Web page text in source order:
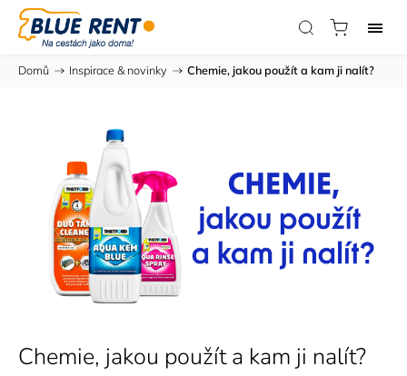
Domů / Inspirace & novinky / Chemie, jakou použít a kam ji nalít?
Chemie, jakou použít a kam ji nalít?